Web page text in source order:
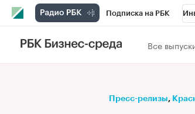
Подписка на РБК
Телеканал Все
Пресс-релизы⁠,